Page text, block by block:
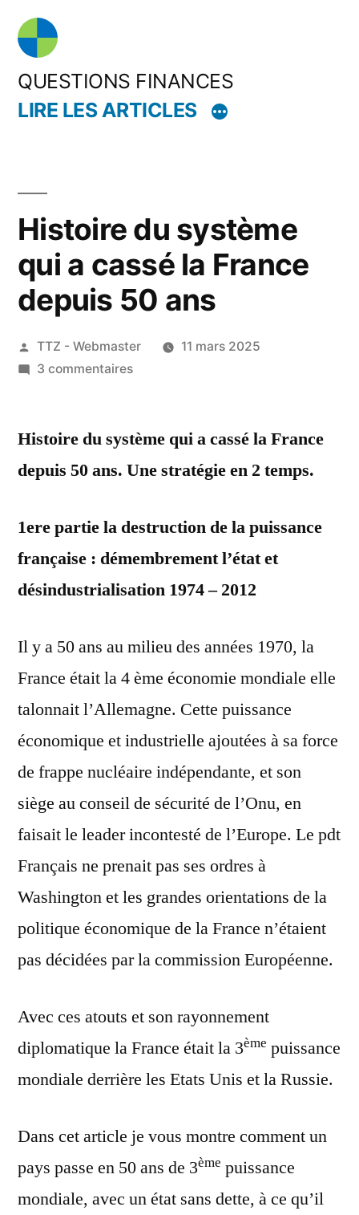
Aller
contenu
QUESTIONS FINANCES
LIRE LES ARTICLES
Histoire du système
qui a cassé la France
depuis 50 ans
Publié
par
TTZ - Webmaster
11 mars 2025
3 commentairessur
système
a
la
50
Histoire du système qui a cassé la France
depuis 50 ans. Une stratégie en 2 temps.
1ere partie la destruction de la puissance
française : démembrement l’état et
désindustrialisation 1974 – 2012
Il y a 50 ans au milieu des années 1970, la
France était la 4 ème économie mondiale elle
talonnait l’Allemagne. Cette puissance
économique et industrielle ajoutées à sa force
de frappe nucléaire indépendante, et son
siège au conseil de sécurité de l’Onu, en
faisait le leader incontesté de l’Europe. Le pdt
Français ne prenait pas ses ordres à
Washington et les grandes orientations de la
politique économique de la France n’étaient
pas décidées par la commission Européenne.
Avec ces atouts et son rayonnement
diplomatique la France était la 3ème puissance
mondiale derrière les Etats Unis et la Russie.
Dans cet article je vous montre comment un
pays passe en 50 ans de 3ème puissance
mondiale, avec un état sans dette, à ce qu’il